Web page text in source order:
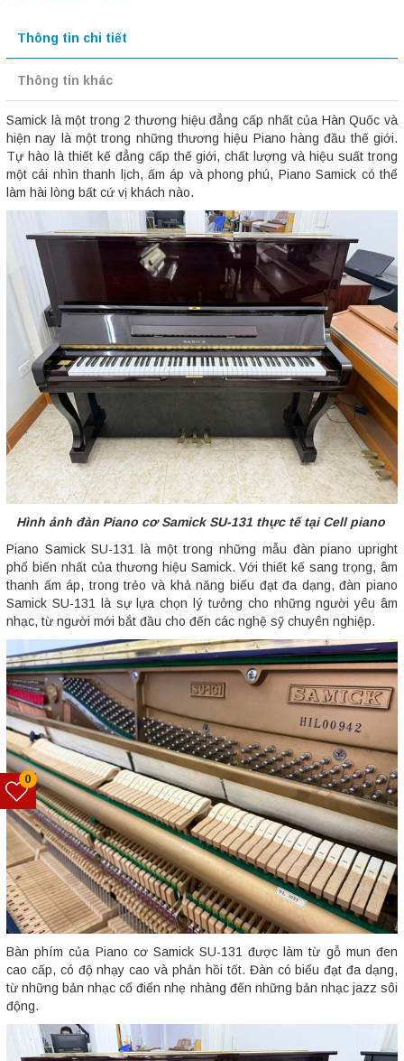
Thông tin chi tiết
Thông tin khác
Samick là một trong 2 thương hiệu đẳng cấp nhất của Hàn Quốc và
hiện nay là một trong những thương hiệu Piano hàng đầu thế giới.
Tự hào là thiết kế đẳng cấp thế giới, chất lượng và hiệu suất trong
một cái nhìn thanh lịch, ấm áp và phong phú, Piano Samick có thể
làm hài lòng bất cứ vị khách nào.
Hình ảnh đàn Piano cơ Samick SU-131 thực tế tại Cell piano
Piano Samick SU-131 là một trong những mẫu đàn piano upright
phổ biến nhất của thương hiệu Samick. Với thiết kế sang trọng, âm
thanh ấm áp, trong trẻo và khả năng biểu đạt đa dạng, đàn piano
Samick SU-131 là sự lựa chọn lý tưởng cho những người yêu âm
nhạc, từ người mới bắt đầu cho đến các nghệ sỹ chuyên nghiệp.
Bàn phím của Piano cơ Samick SU-131 được làm từ gỗ mun đen
cao cấp, có độ nhạy cao và phản hồi tốt. Đàn có biểu đạt đa dạng,
từ những bản nhạc cổ điển nhẹ nhàng đến những bản nhạc jazz sôi
động.
0